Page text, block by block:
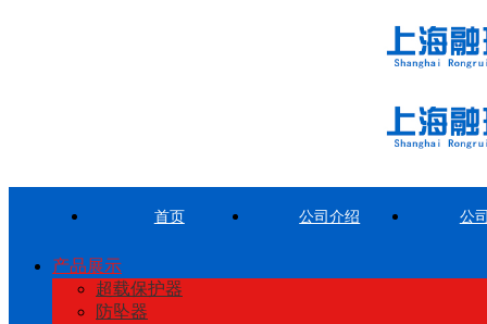
首页 公司介绍 公
产品展示
超载保护器
防坠器